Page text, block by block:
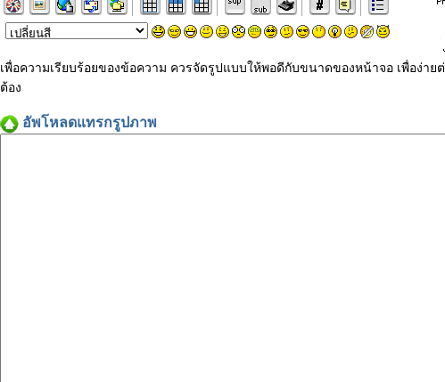
เพื่อความเรียบร้อยของข้อความ ควรจัดรูปแบบให้พอดีกับขนาดของหน้าจอ เพื่อง่า
ต้อง
อัพโหลดแทรกรูปภาพ